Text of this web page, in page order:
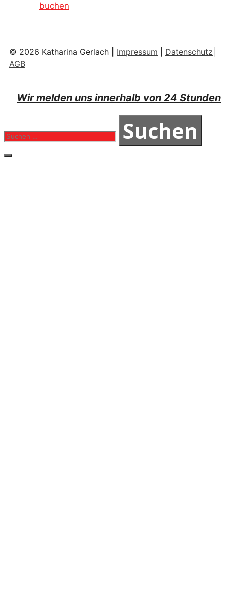
buchen
© 2026 Katharina Gerlach | Impressum Datenschutz
AGB
Wir melden uns innerhalb von 24 Stunden
nach: